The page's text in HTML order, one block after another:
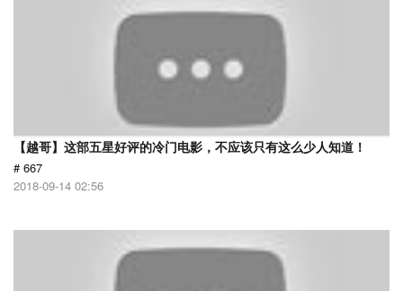
【越哥】这部五星好评的冷门电影，不应该只有这么少人知道！
# 667
2018-09-14 02:56